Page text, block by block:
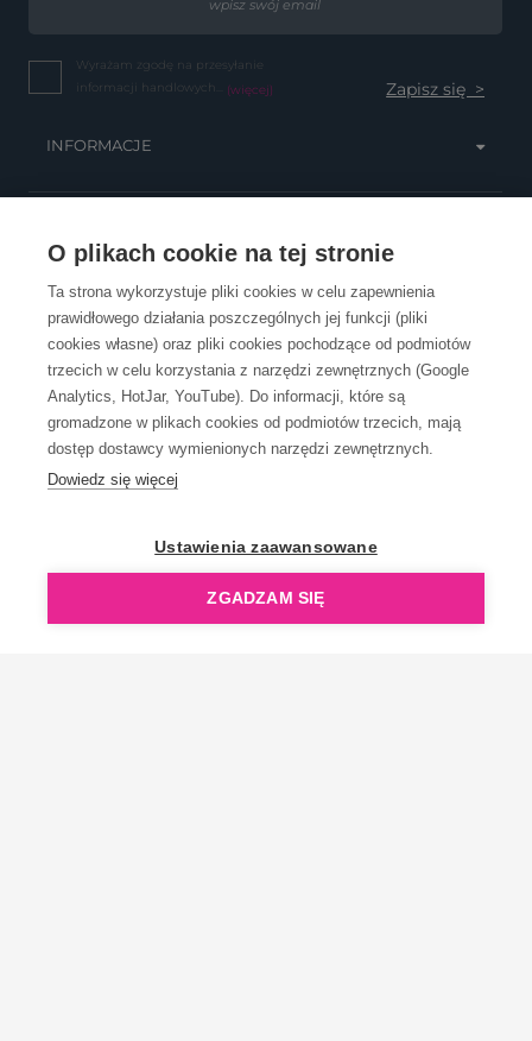
O plikach cookie na tej stronie
Ta strona wykorzystuje pliki cookies w celu zapewnienia
prawidłowego działania poszczególnych jej funkcji (pliki
cookies własne) oraz pliki cookies pochodzące od podmiotów
trzecich w celu korzystania z narzędzi zewnętrznych (Google
Analytics, HotJar, YouTube). Do informacji, które są
gromadzone w plikach cookies od podmiotów trzecich, mają
dostęp dostawcy wymienionych narzędzi zewnętrznych.
Dowiedz się więcej
Ustawienia zaawansowane
ZGADZAM SIĘ
Wyrażam zgodę na przesyłanie
informacji handlowych... (więcej)
INFORMACJE
OBSŁUGA KLIENTA
KONTAKT
OpenGift jest częścią ReflectGroup.